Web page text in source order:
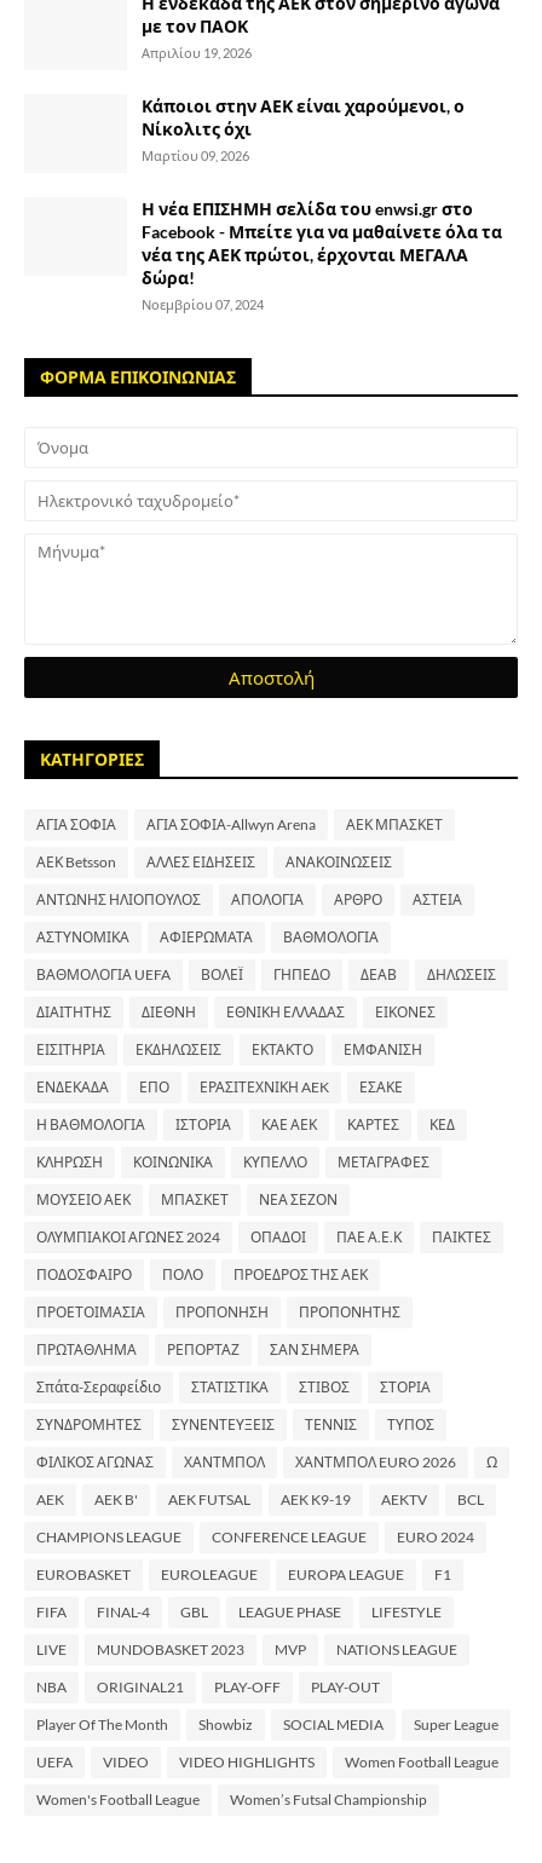
με τον ΠΑΟΚ
Απριλίου 19, 2026
Κάποιοι στην ΑΕΚ είναι χαρούμενοι, ο
Νίκολιτς όχι
Μαρτίου 09, 2026
Η νέα ΕΠΙΣΗΜΗ σελίδα του enwsi.gr στο
Facebook - Μπείτε για να μαθαίνετε όλα τα
νέα της ΑΕΚ πρώτοι, έρχονται ΜΕΓΑΛΑ
δώρα!
Νοεμβρίου 07, 2024
ΦΟΡΜΑ ΕΠΙΚΟΙΝΩΝΙΑΣ
ΚΑΤΗΓΟΡΙΕΣ
ΑΓΙΑ ΣΟΦΙΑ ΑΓΙΑ ΣΟΦΙΑ-Allwyn Arena ΑΕΚ ΜΠΑΣΚΕΤ
ΑΕΚ Betsson ΑΛΛΕΣ ΕΙΔΗΣΕΙΣ ΑΝΑΚΟΙΝΩΣΕΙΣ
ΑΝΤΩΝΗΣ ΗΛΙΟΠΟΥΛΟΣ ΑΠΟΛΟΓΙΑ ΑΡΘΡΟ ΑΣΤΕΙΑ
ΑΣΤΥΝΟΜΙΚΑ ΑΦΙΕΡΩΜΑΤΑ ΒΑΘΜΟΛΟΓΙΑ
ΒΑΘΜΟΛΟΓΙΑ UEFA ΒΟΛΕΪ ΓΗΠΕΔΟ ΔΕΑΒ ΔΗΛΩΣΕΙΣ
ΔΙΑΙΤΗΤΗΣ ΔΙΕΘΝΗ ΕΘΝΙΚΗ ΕΛΛΑΔΑΣ ΕΙΚΟΝΕΣ
ΕΙΣΙΤΗΡΙΑ ΕΚΔΗΛΩΣΕΙΣ ΕΚΤΑΚΤΟ ΕΜΦΑΝΙΣΗ
ΕΝΔΕΚΑΔΑ ΕΠΟ ΕΡΑΣΙΤΕΧΝΙΚΗ AEK ΕΣΑΚΕ
Η ΒΑΘΜΟΛΟΓΙΑ ΙΣΤΟΡΙΑ ΚΑΕ ΑΕΚ ΚΑΡΤΕΣ ΚΕΔ
ΚΛΗΡΩΣΗ ΚΟΙΝΩΝΙΚΑ ΚΥΠΕΛΛΟ ΜΕΤΑΓΡΑΦΕΣ
ΜΟΥΣΕΙΟ ΑΕΚ ΜΠΑΣΚΕΤ ΝΕΑ ΣΕΖΟΝ
ΟΛΥΜΠΙΑΚΟΙ ΑΓΩΝΕΣ 2024 ΟΠΑΔΟΙ ΠΑΕ Α.Ε.Κ ΠΑΙΚΤΕΣ
ΠΟΔΟΣΦΑΙΡΟ ΠΟΛΟ ΠΡΟΕΔΡΟΣ ΤΗΣ ΑΕΚ
ΠΡΟΕΤΟΙΜΑΣΙΑ ΠΡΟΠΟΝΗΣΗ ΠΡΟΠΟΝΗΤΗΣ
ΠΡΩΤΑΘΛΗΜΑ ΡΕΠΟΡΤΑΖ ΣΑΝ ΣΗΜΕΡΑ
Σπάτα-Σεραφείδιο ΣΤΑΤΙΣΤΙΚΑ ΣΤΙΒΟΣ ΣΤΟΡΙΑ
ΣΥΝΔΡΟΜΗΤΕΣ ΣΥΝΕΝΤΕΥΞΕΙΣ ΤΕΝΝΙΣ ΤΥΠΟΣ
ΦΙΛΙΚΟΣ ΑΓΩΝΑΣ ΧΑΝΤΜΠΟΛ ΧΑΝΤΜΠΟΛ EURO 2026 Ω
AEK AEK B' AEK FUTSAL AEK K9-19 AEKTV BCL
CHAMPIONS LEAGUE CONFERENCE LEAGUE EURO 2024
EUROBASKET EUROLEAGUE EUROPA LEAGUE F1
FIFA FINAL-4 GBL LEAGUE PHASE LIFESTYLE
LIVE MUNDOBASKET 2023 MVP NATIONS LEAGUE
NBA ORIGINAL21 PLAY-OFF PLAY-OUT
Player Of The Month Showbiz SOCIAL MEDIA Super League
UEFA VIDEO VIDEO HIGHLIGHTS Women Football League
Women's Football League Women’s Futsal Championship